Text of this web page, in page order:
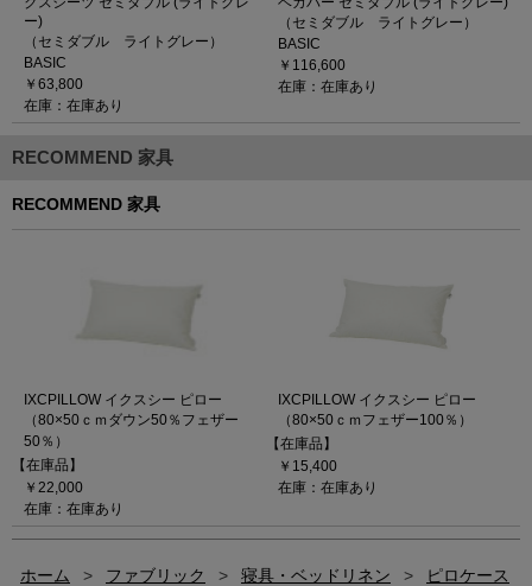
ー)
（セミダブル ライトグレー）
BASIC
￥63,800
在庫：在庫あり
（セミダブル ライトグレー）
BASIC
￥116,600
在庫：在庫あり
RECOMMEND 家具
RECOMMEND 家具
IXCPILLOW イクスシー ピロー
（80×50ｃｍダウン50％フェザー
50％）
【在庫品】
￥22,000
在庫：在庫あり
IXCPILLOW イクスシー ピロー
（80×50ｃｍフェザー100％）
【在庫品】
￥15,400
在庫：在庫あり
ホーム > ファブリック > 寝具・ベッドリネン > ピロケース